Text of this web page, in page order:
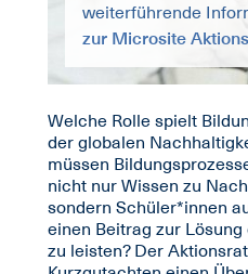
weiterführende
zur Microsite
Welche Rolle spielt
der globalen
müssen
nicht nur Wissen zu
sondern Schüler*innen
einen Beitrag zur
zu leisten? Der